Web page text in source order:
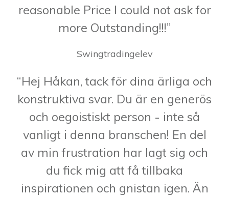
reasonable Price I could not ask for
more Outstanding!!!”
Swingtradingelev
“Hej Håkan, tack för dina ärliga och
konstruktiva svar. Du är en generös
och oegoistiskt person - inte så
vanligt i denna branschen! En del
av min frustration har lagt sig och
du fick mig att få tillbaka
inspirationen och gnistan igen. Än